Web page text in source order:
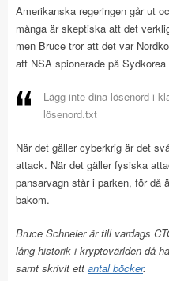
Amerikanska regeringen går ut
många är skeptiska att det
men Bruce tror att det var
att NSA spionerade på
Lägg inte dina lösenord i
lösenord.txt
När det gäller cyberkrig är det
attack. När det gäller fysiska
pansarvagn står i parken, för då
bakom.
Bruce Schneier är till vardags
lång historik i kryptovärlden då
samt skrivit ett antal böcker.